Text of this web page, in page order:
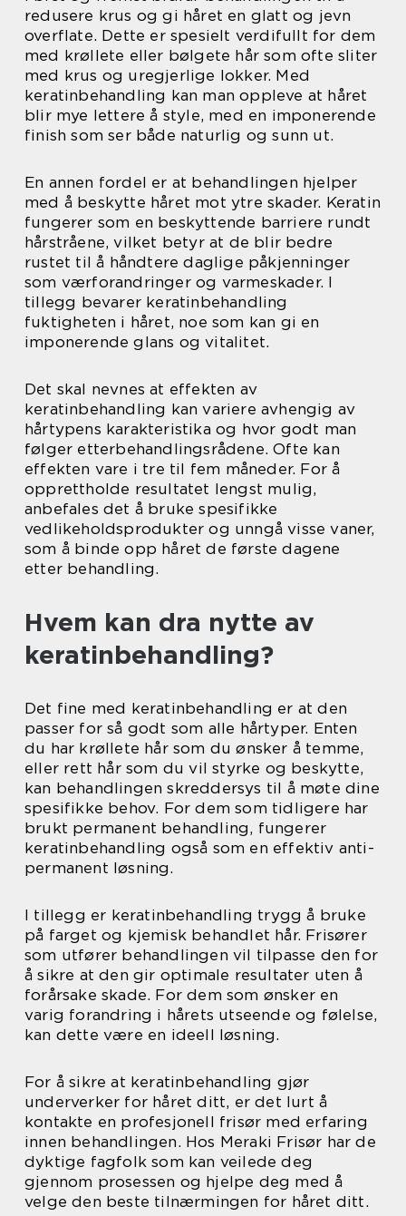
redusere krus og gi håret en glatt og jevn
overflate. Dette er spesielt verdifullt for dem
med krøllete eller bølgete hår som ofte sliter
med krus og uregjerlige lokker. Med
keratinbehandling kan man oppleve at håret
blir mye lettere å style, med en imponerende
finish som ser både naturlig og sunn ut.
En annen fordel er at behandlingen hjelper
med å beskytte håret mot ytre skader. Keratin
fungerer som en beskyttende barriere rundt
hårstråene, vilket betyr at de blir bedre
rustet til å håndtere daglige påkjenninger
som værforandringer og varmeskader. I
tillegg bevarer keratinbehandling
fuktigheten i håret, noe som kan gi en
imponerende glans og vitalitet.
Det skal nevnes at effekten av
keratinbehandling kan variere avhengig av
hårtypens karakteristika og hvor godt man
følger etterbehandlingsrådene. Ofte kan
effekten vare i tre til fem måneder. For å
opprettholde resultatet lengst mulig,
anbefales det å bruke spesifikke
vedlikeholdsprodukter og unngå visse vaner,
som å binde opp håret de første dagene
etter behandling.
Hvem kan dra nytte av
keratinbehandling?
Det fine med keratinbehandling er at den
passer for så godt som alle hårtyper. Enten
du har krøllete hår som du ønsker å temme,
eller rett hår som du vil styrke og beskytte,
kan behandlingen skreddersys til å møte dine
spesifikke behov. For dem som tidligere har
brukt permanent behandling, fungerer
keratinbehandling også som en effektiv anti-
permanent løsning.
I tillegg er keratinbehandling trygg å bruke
på farget og kjemisk behandlet hår. Frisører
som utfører behandlingen vil tilpasse den for
å sikre at den gir optimale resultater uten å
forårsake skade. For dem som ønsker en
varig forandring i hårets utseende og følelse,
kan dette være en ideell løsning.
For å sikre at keratinbehandling gjør
underverker for håret ditt, er det lurt å
kontakte en profesjonell frisør med erfaring
innen behandlingen. Hos Meraki Frisør har de
dyktige fagfolk som kan veilede deg
gjennom prosessen og hjelpe deg med å
velge den beste tilnærmingen for håret ditt.